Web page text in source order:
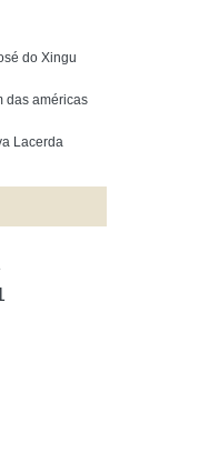
Medida
do Xingu
das américas
Lacerda